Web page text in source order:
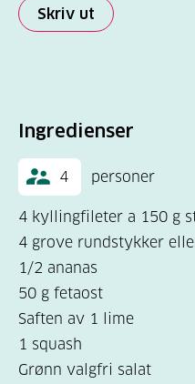
Skriv ut
Ingredienser
4 personer
4 kyllingfileter a 150 g
4 grove rundstykker
1/2 ananas
50 g fetaost
Saften av 1 lime
1 squash
Grønn valgfri salat